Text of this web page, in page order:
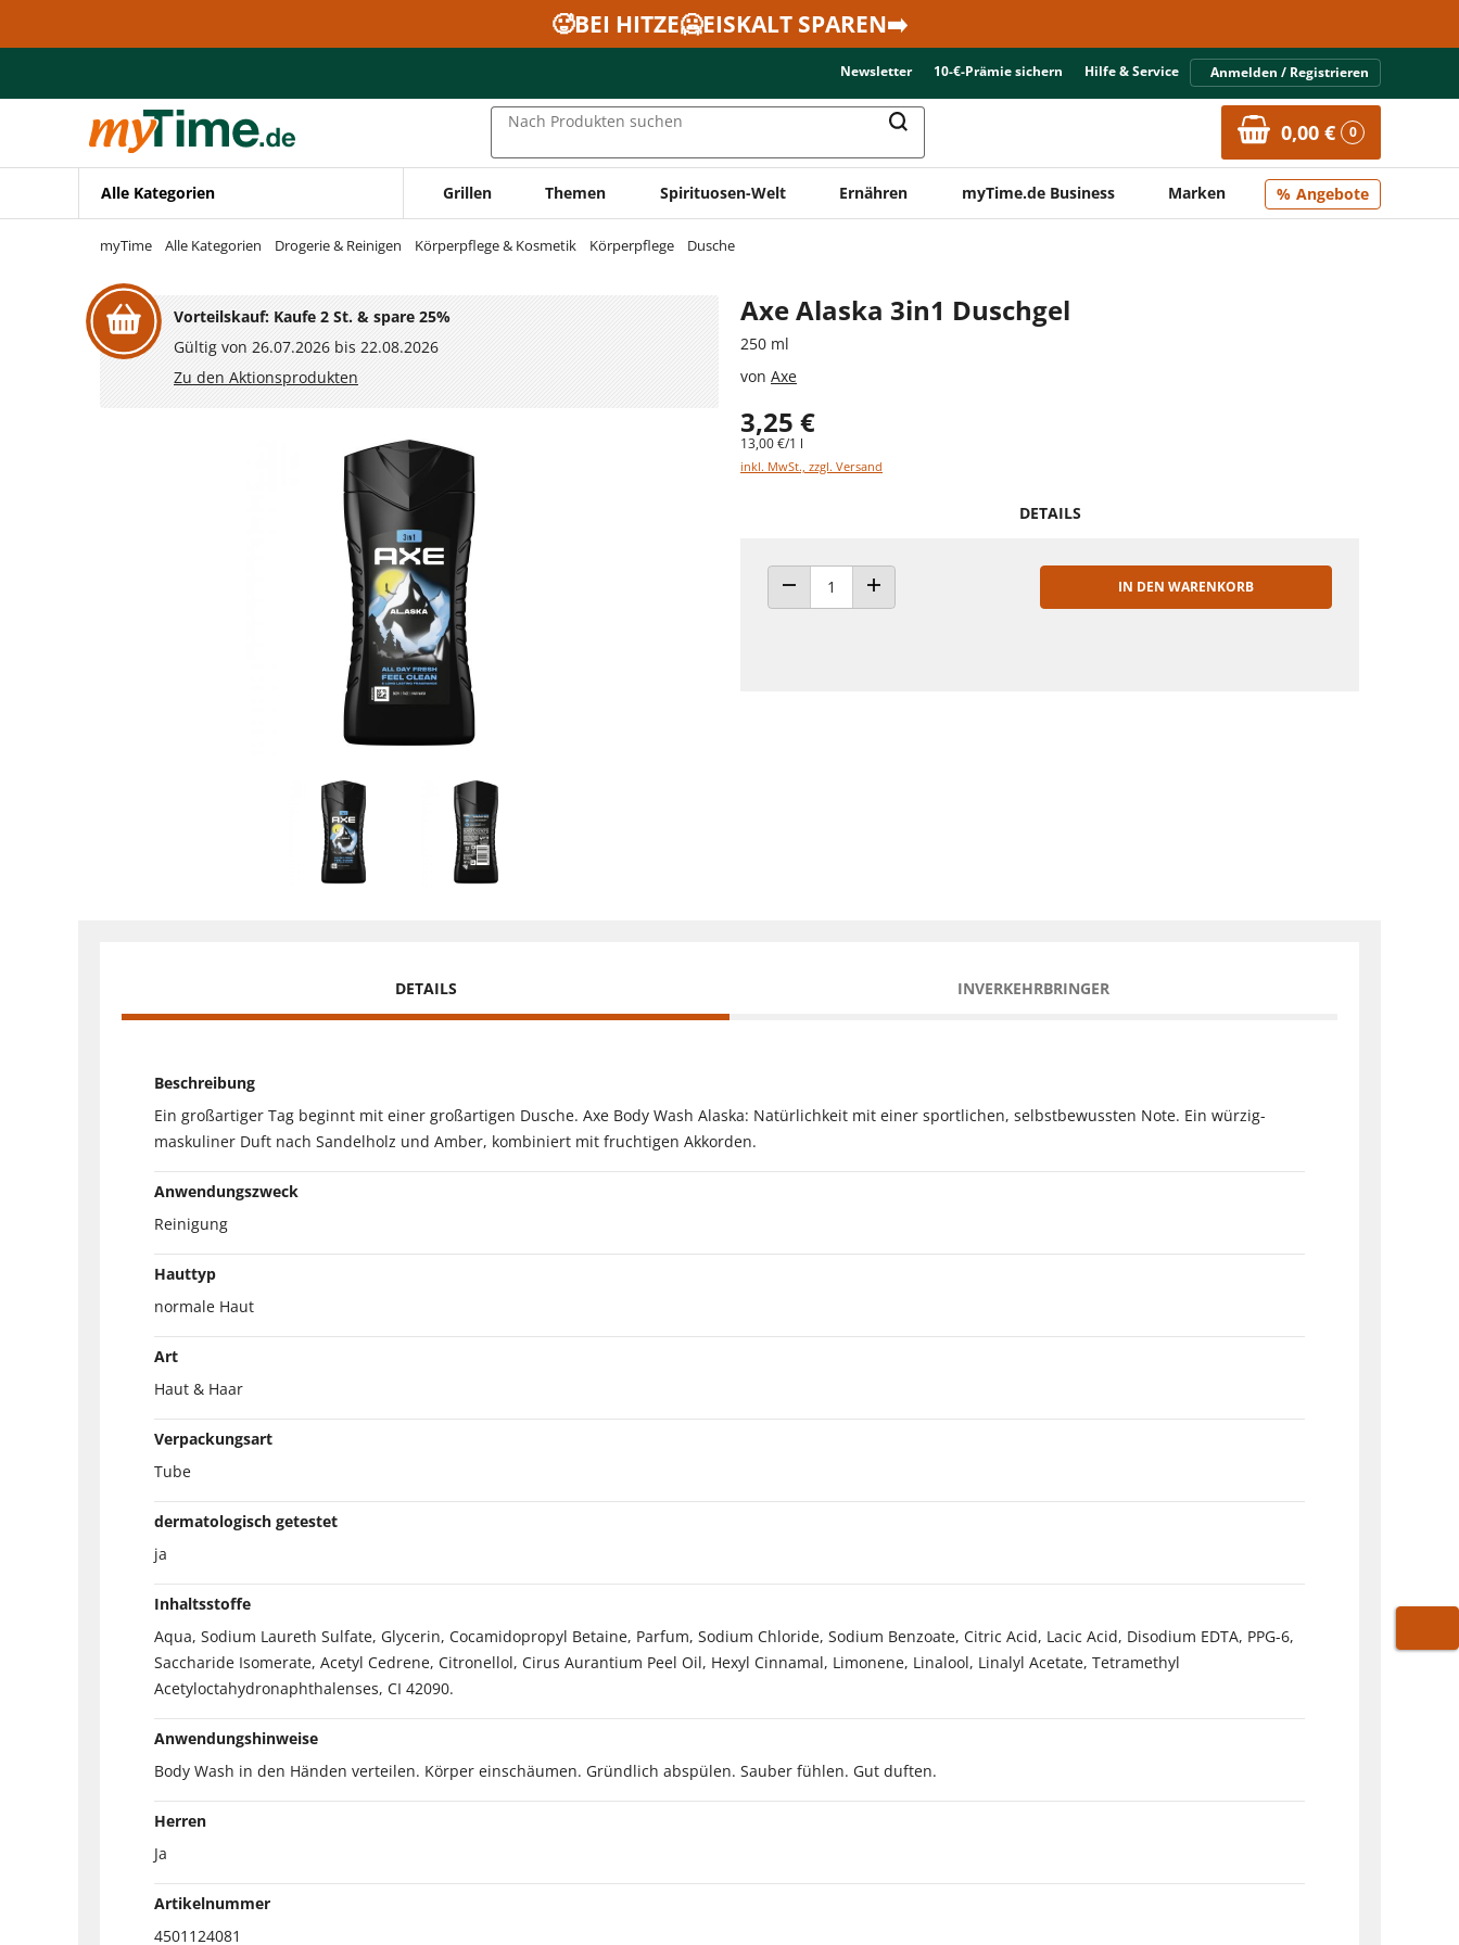
Zur Navigation springen
🥵BEI HITZE🥶EISKALT SPAREN➡️
Newsletter 10-€-Prämie sichern Hilfe & Service Anmelden / Registrieren
Nach Produkten suchen 0,00 € 0
Alle Kategorien Grillen Themen Spirituosen-Welt Ernähren myTime.de Business Marken Angebote
myTime Alle Kategorien Drogerie & Reinigen Körperpflege & Kosmetik Körperpflege Dusche
Vorteilskauf: Kaufe 2 St. & spare 25%
Gültig von 26.07.2026 bis 22.08.2026
Zu den Aktionsprodukten
Axe Alaska 3in1 Duschgel
250 ml
von Axe
3,25 €
13,00 €/1 l
inkl. MwSt., zzgl. Versand
DETAILS
ANZAHL VERRINGERNANZAHL ERHÖHEN
IN DEN WARENKORB
DETAILS INVERKEHRBRINGER
Beschreibung
Ein großartiger Tag beginnt mit einer großartigen Dusche. Axe Body Wash Alaska: Natürlichkeit mit einer sportlichen, selbstbewussten Note. Ein würzig-
maskuliner Duft nach Sandelholz und Amber, kombiniert mit fruchtigen Akkorden.
Anwendungszweck
Reinigung
Hauttyp
normale Haut
Art
Haut & Haar
Verpackungsart
Tube
dermatologisch getestet
ja
Inhaltsstoffe
Aqua, Sodium Laureth Sulfate, Glycerin, Cocamidopropyl Betaine, Parfum, Sodium Chloride, Sodium Benzoate, Citric Acid, Lacic Acid, Disodium EDTA, PPG-6,
Saccharide Isomerate, Acetyl Cedrene, Citronellol, Cirus Aurantium Peel Oil, Hexyl Cinnamal, Limonene, Linalool, Linalyl Acetate, Tetramethyl
Acetyloctahydronaphthalenses, CI 42090.
Anwendungshinweise
Body Wash in den Händen verteilen. Körper einschäumen. Gründlich abspülen. Sauber fühlen. Gut duften.
Herren
Ja
Artikelnummer
4501124081